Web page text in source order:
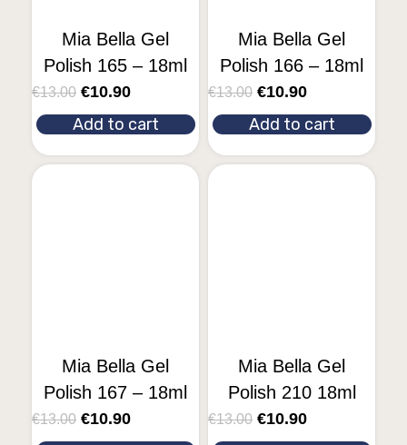
Mia Bella Gel
Polish 165 – 18ml
€13.00 €10.90
Add to cart
Mia Bella Gel
Polish 166 – 18ml
€13.00 €10.90
Add to cart
Mia Bella Gel
Polish 167 – 18ml
€13.00 €10.90
Mia Bella Gel
Polish 210 18ml
€13.00 €10.90